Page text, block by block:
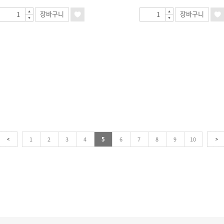
장바구니 장바구니
1 2 3 4 5 6 7 8 9 10